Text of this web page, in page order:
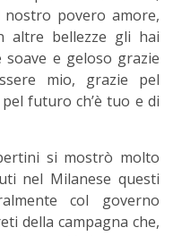
povero amore,
altre bellezze gli hai
e geloso grazie
mio, grazie pel
futuro ch’è tuo e di
si mostrò molto
nel Milanese questi
col governo
della campagna che,